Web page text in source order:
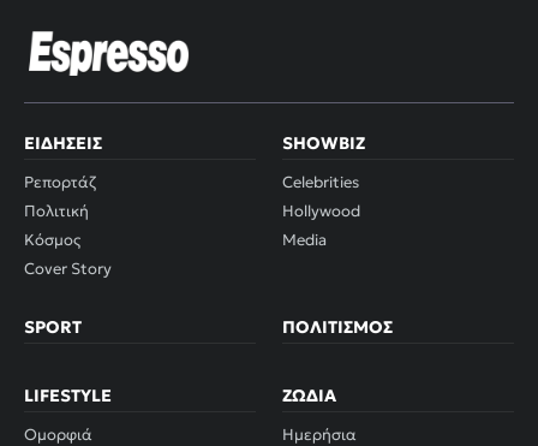
ΕΙΔΉΣΕΙΣ
Ρεπορτάζ
Πολιτική
Κόσμος
Cover Story
SHOWBIZ
Celebrities
Hollywood
Media
SPORT ΠΟΛΙΤΙΣΜΌΣ
LIFESTYLE
Ομορφιά
ΖΏΔΙΑ
Ημερήσια